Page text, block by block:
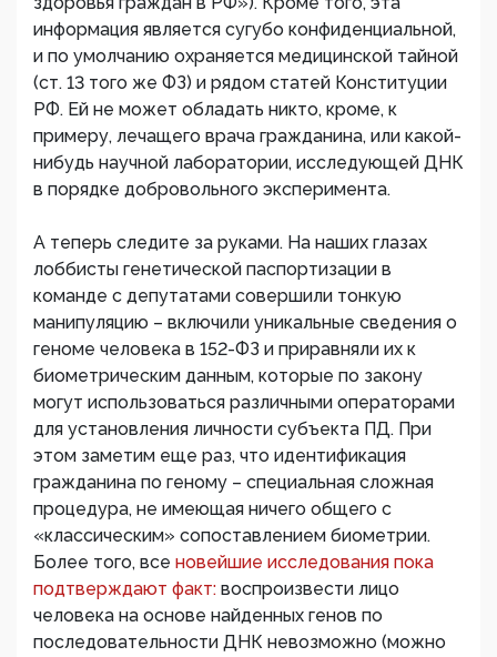
информация является сугубо конфиденциальной,
и по умолчанию охраняется медицинской тайной
(ст. 13 того же ФЗ) и рядом статей Конституции
РФ. Ей не может обладать никто, кроме, к
примеру, лечащего врача гражданина, или какой-
нибудь научной лаборатории, исследующей ДНК
в порядке добровольного эксперимента.
А теперь следите за руками. На наших глазах
лоббисты генетической паспортизации в
команде с депутатами совершили тонкую
манипуляцию – включили уникальные сведения о
геноме человека в 152-ФЗ и приравняли их к
биометрическим данным, которые по закону
могут использоваться различными операторами
для установления личности субъекта ПД. При
этом заметим еще раз, что идентификация
гражданина по геному – специальная сложная
процедура, не имеющая ничего общего с
«классическим» сопоставлением биометрии.
Более того, все новейшие исследования пока
подтверждают факт: воспроизвести лицо
человека на основе найденных генов по
последовательности ДНК невозможно (можно